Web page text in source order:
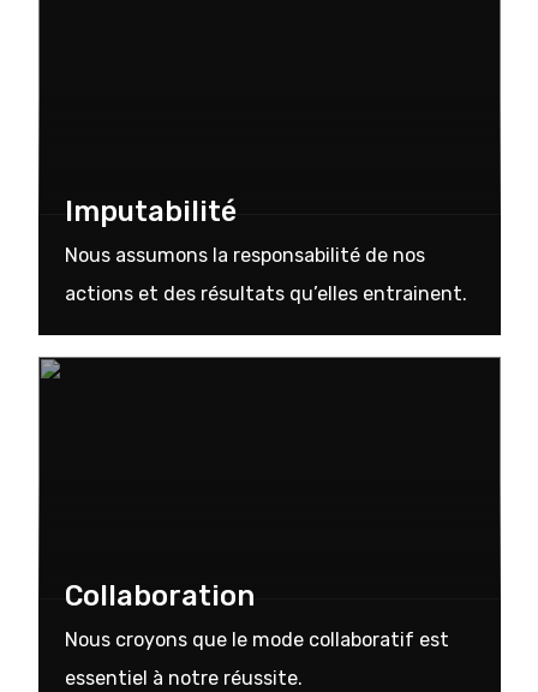
Imputabilité
Nous assumons la responsabilité de nos
actions et des résultats qu’elles entrainent.
Collaboration
Nous croyons que le mode collaboratif est
essentiel à notre réussite.